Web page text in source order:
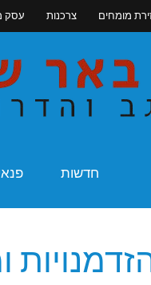
מומחים צרכנות עסק
חדשות